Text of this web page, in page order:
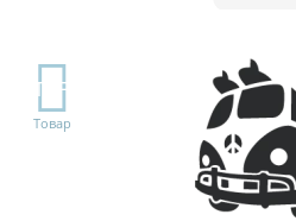
TOP
Товар